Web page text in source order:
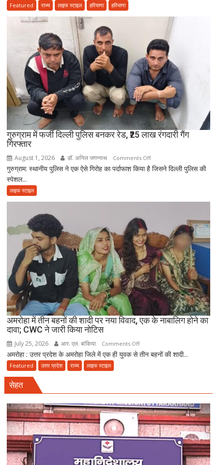
की
भक्ति
नहीं
आई
आत्मनिर्भर
बेटियां,
चिता
पर
अकेले
हो
वृद्धाश्रम
Featured राज्य लाइफ स्टाइल हरियाणा हरियाणा
गुरुग्राम में फर्जी दिल्ली पुलिस बनकर रेड, ₹25 लाख रंगदारी गैंग
गिरफ्तार
August 1, 2026 डॉ. अनिल जगन्नाथ Comments Offon
गुरुग्राम
दिल्ली
रेड,
₹25
लाख
रंगदारी
गैंग
गिरफ्तार
गुरुग्राम: स्थानीय पुलिस ने एक ऐसे गिरोह का पर्दाफाश किया है जिसने दिल्ली पुलिस की
स्पेशल...
लाइफ स्टाइल
अमरोहा में तीन बहनों की शादी पर नया विवाद, एक के नाबालिग होने का
दावा; CWC ने जारी किया नोटिस
July 25, 2026 आर. एल. बांकिया Comments Offon
अमरोहा
शादी
पर
नया
विवाद,
के
अमरोहा : उत्तर प्रदेश के अमरोहा जिले में एक ही युवक से तीन बहनों की शादी...
Featured उत्तर प्रदेश राज्य लाइफ स्टाइल
सेहत